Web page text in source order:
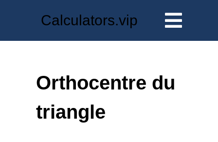
Calculators.vip
Orthocentre du
triangle